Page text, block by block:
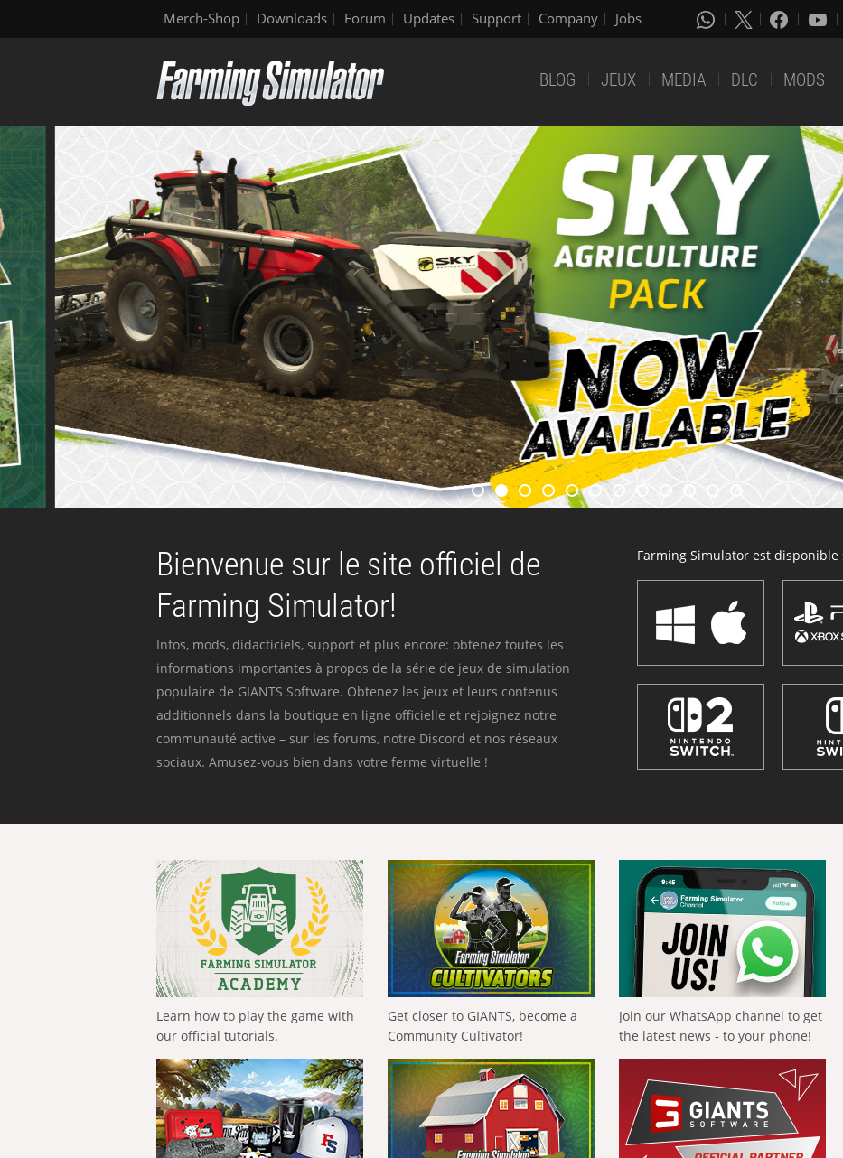
Merch-Shop Downloads Forum Updates Support Company Jobs
BLOG JEUX MEDIA DLC MODS
Bienvenue sur le site officiel de
Farming Simulator!
Infos, mods, didacticiels, support et plus encore: obtenez toutes les
informations importantes à propos de la série de jeux de simulation
populaire de GIANTS Software. Obtenez les jeux et leurs contenus
additionnels dans la boutique en ligne officielle et rejoignez notre
communauté active – sur les forums, notre Discord et nos réseaux
sociaux. Amusez-vous bien dans votre ferme virtuelle !
Farming Simulator est disponible
Learn how to play the game with
our official tutorials.
Get closer to GIANTS, become a
Community Cultivator!
Join our WhatsApp channel to get
the latest news - to your phone!